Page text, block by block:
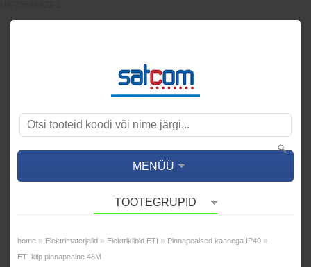
MENÜÜ
TOOTEGRUPID
home » Elektrimaterjalid » Elektrikilbid ETI » Pinnapealsed kaanega IP40 »
ETI kilp pinnapealne 48M